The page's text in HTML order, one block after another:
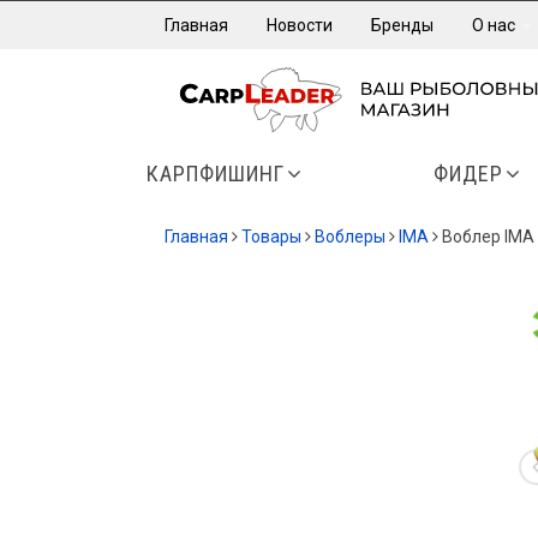
Главная Новости Бренды О нас
КАРПФИШИНГ ФИДЕР
Главная Товары Воблеры IMA Воблер IMA